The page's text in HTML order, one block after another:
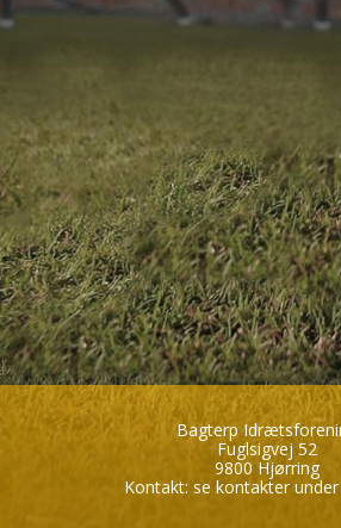
Bagterp
Fuglsigvej 52
9800 Hjørring
Kontakt: se kontakter